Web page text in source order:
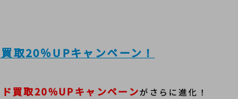
取20％UPキャンペーン！
買取20％UPキャンペーンがさらに進化！